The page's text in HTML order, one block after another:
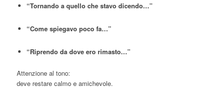
“Tornando a quello che stavo dicendo…”
“Come spiegavo poco fa…”
“Riprendo da dove ero rimasto…”
Attenzione al tono:
deve restare calmo e amichevole.